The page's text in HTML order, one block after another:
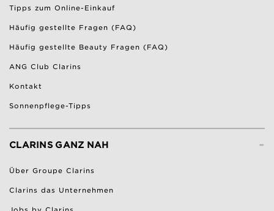
Tipps zum Online-Einkauf
Häufig gestellte Fragen (FAQ)
Häufig gestellte Beauty Fragen (FAQ)
ANG Club Clarins
Kontakt
Sonnenpflege-Tipps
-
CLARINS GANZ NAH
Über Groupe Clarins
Clarins das Unternehmen